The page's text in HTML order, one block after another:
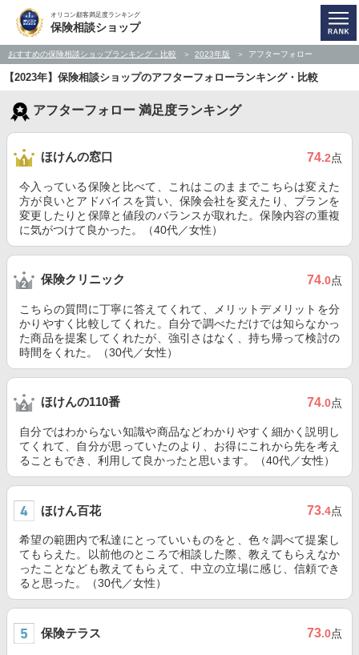
オリコン顧客満足度ランキング
保険相談ショップ
おすすめの保険相談ショップランキング・比較 2023年版 アフターフォロー
【2023年】保険相談ショップのアフターフォローランキング・比較
アフターフォロー 満足度ランキング
ほけんの窓口 74.2点
今入っている保険と比べて、これはこのままでこちらは変えた
方が良いとアドバイスを貰い、保険会社を変えたり、プランを
変更したりと保障と値段のバランスが取れた。保険内容の重複
に気がつけて良かった。（40代／女性）
保険クリニック 74.0点
こちらの質問に丁寧に答えてくれて、メリットデメリットを分
かりやすく比較してくれた。自分で調べただけでは知らなかっ
た商品を提案してくれたが、強引さはなく、持ち帰って検討の
時間をくれた。（30代／女性）
ほけんの110番 74.0点
自分ではわからない知識や商品などわかりやすく細かく説明し
てくれて、自分が思っていたのより、お得にこれから先を考え
ることもでき、利用して良かったと思います。（40代／女性）
ほけん百花 73.4点
希望の範囲内で私達にとっていいものをと、色々調べて提案し
てもらえた。以前他のところで相談した際、教えてもらえなか
ったことなども教えてもらえて、中立の立場に感じ、信頼でき
ると思った。（30代／女性）
保険テラス 73.0点